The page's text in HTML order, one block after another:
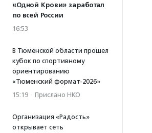
«Одной Крови» заработал
по всей России
16:53
В Тюменской области прошел
кубок по спортивному
ориентированию
«Тюменский формат-2026»
15:19 · Прислано НКО
Организация «Радость»
открывает сеть